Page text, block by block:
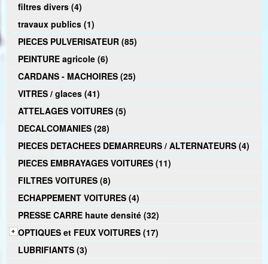
filtres divers (4)
travaux publics (1)
PIECES PULVERISATEUR (85)
PEINTURE agricole (6)
CARDANS - MACHOIRES (25)
VITRES / glaces (41)
ATTELAGES VOITURES (5)
DECALCOMANIES (28)
PIECES DETACHEES DEMARREURS / ALTERNATEURS (4)
PIECES EMBRAYAGES VOITURES (11)
FILTRES VOITURES (8)
ECHAPPEMENT VOITURES (4)
PRESSE CARRE haute densité (32)
OPTIQUES et FEUX VOITURES (17)
LUBRIFIANTS (3)